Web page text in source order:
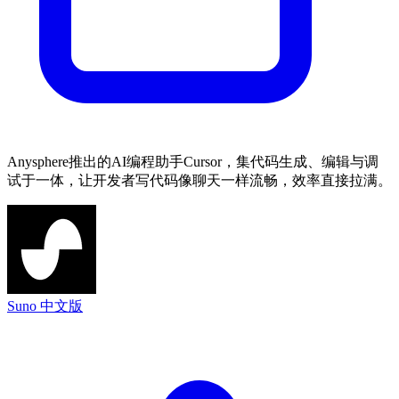
Anysphere推出的AI编程助手Cursor，集代码生成、编辑与调
试于一体，让开发者写代码像聊天一样流畅，效率直接拉满。
Suno 中文版